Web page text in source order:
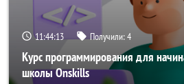
11:44:12 Получили:4
Курс программирования для
школы Onskills